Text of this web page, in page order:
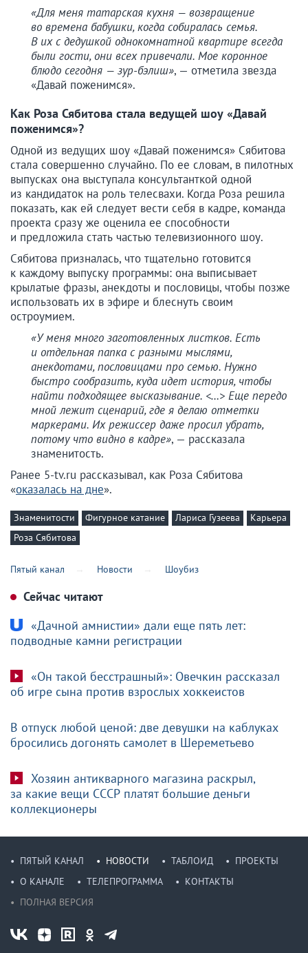
«Для меня татарская кухня — возвращение
во времена бабушки, когда собиралась семья.
В их с дедушкой однокомнатной квартире всегда
были гости, они всех привечали. Мое коронное
блюдо сегодня — зур-бэлиш», — отметила звезда
«Давай поженимся».
Как Роза Сябитова стала ведущей шоу «Давай
поженимся»?
Одной из ведущих шоу «Давай поженимся» Сябитова
стала совершенно случайно. По ее словам, в пилотных
выпусках она выступала консультанткой одной
из кандидаток на роль телесвахи. Когда Роза решила
показать, как ей следует вести себя в кадре, команда
проекта сразу же оценила ее способности
и предложила стать частью телевизионного шоу.
Сябитова призналась, что тщательно готовится
к каждому выпуску программы: она выписывает
крылатые фразы, анекдоты и пословицы, чтобы позже
использовать их в эфире и блеснуть своим
остроумием.
«У меня много заготовленных листков. Есть
и отдельная папка с разными мыслями,
анекдотами, пословицами про семью. Нужно
быстро сообразить, куда идет история, чтобы
найти подходящее высказывание. <…> Еще передо
мной лежит сценарий, где я делаю отметки
маркерами. Их режиссер даже просил убрать,
потому что видно в кадре», — рассказала
знаменитость.
Ранее 5-tv.ru рассказывал, как Роза Сябитова
«оказалась на дне».
Знаменитости Фигурное катание Лариса Гузеева
Карьера
Роза Сябитова
Пятый канал Новости Шоубиз
Сейчас читают
«Дачной амнистии» дали еще пять лет:
подводные камни регистрации
«Он такой бесстрашный»: Овечкин рассказал
об игре сына против взрослых хоккеистов
В отпуск любой ценой: две девушки на каблуках
бросились догонять самолет в Шереметьево
Хозяин антикварного магазина раскрыл,
за какие вещи СССР платят большие деньги
коллекционеры
ПЯТЫЙ КАНАЛ НОВОСТИ ТАБЛОИД
ПРОЕКТЫ
О КАНАЛЕ
ТЕЛЕПРОГРАММА
КОНТАКТЫ
ПОЛНАЯ ВЕРСИЯ